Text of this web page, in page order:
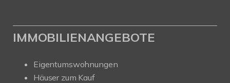
IMMOBILIENANGEBOTE
Eigentumswohnungen
Häuser zum Kauf